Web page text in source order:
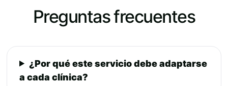
Preguntas frecuentes
¿Por qué este servicio debe adaptarse
a cada clínica?